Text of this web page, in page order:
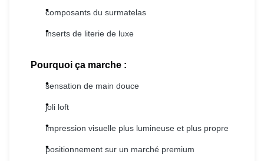
composants du surmatelas
inserts de literie de luxe
Pourquoi ça marche :
sensation de main douce
joli loft
impression visuelle plus lumineuse et plus propre
positionnement sur un marché premium